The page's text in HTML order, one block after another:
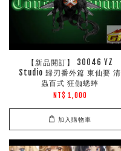
【新品開訂】 30046 YZ
Studio 歸刃番外篇 東仙要 清
蟲百式 狂伽蟋蟀
NT$ 1,000
加入購物車